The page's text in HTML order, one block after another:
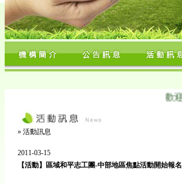
» 活動訊息
2011-03-15
【活動】區域和平志工團-中部地區焦點活動開始報名